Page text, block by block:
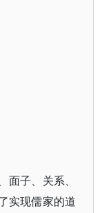
子、关系、
实现儒家的道